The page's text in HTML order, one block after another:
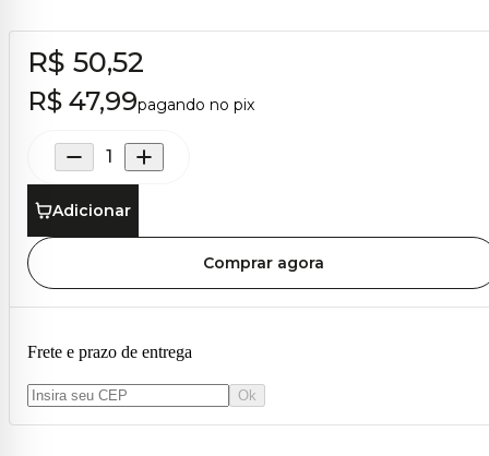
R$ 50,52
R$ 47,99pagando no pix
Adicionar
Comprar agora
Frete e prazo de entrega
Ok